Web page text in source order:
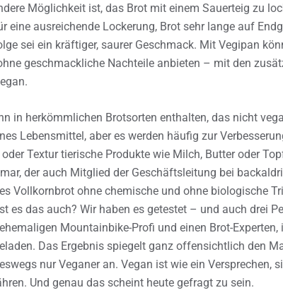
Möglichkeit ist, das Brot mit einem Sauerteig zu
eine ausreichende Lockerung, Brot sehr lange auf
sei ein kräftiger, saurer Geschmack. Mit Vegipan
geschmackliche Nachteile anbieten – mit den
in herkömmlichen Brotsorten enthalten, das nicht
Lebensmittel, aber es werden häufig zur
Textur tierische Produkte wie Milch, Butter oder
der auch Mitglied der Geschäftsleitung bei
Vollkornbrot ohne chemische und ohne biologische
es das auch? Wir haben es getestet – und auch drei
Mountainbike-Profi und einen Brot-Experten,
Das Ergebnis spiegelt ganz offensichtlich den
nur Veganer an. Vegan ist wie ein Versprechen,
Und genau das scheint heute gefragt zu sein.